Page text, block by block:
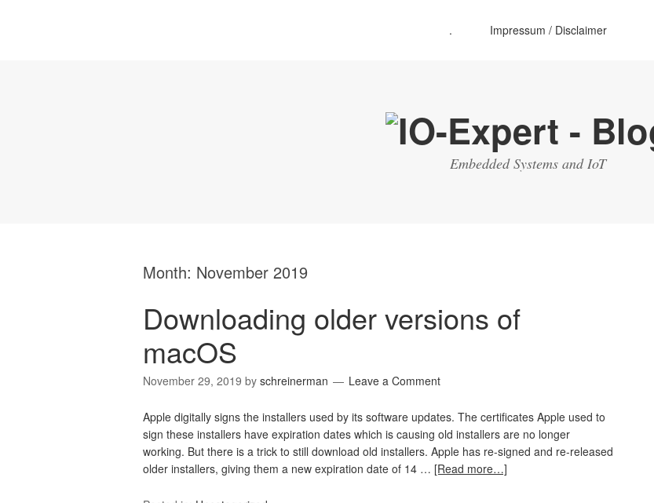
. Impressum / Disclaimer
Embedded Systems and IoT
Month: November 2019
Downloading older versions of
macOS
November 29, 2019 by schreinerman Leave a Comment
Apple digitally signs the installers used by its software updates. The certificates Apple used to
sign these installers have expiration dates which is causing old installers are no longer
working. But there is a trick to still download old installers. Apple has re-signed and re-released
older installers, giving them a new expiration date of 14 … [Read more…]